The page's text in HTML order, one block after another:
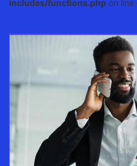
includes/functions.php on line